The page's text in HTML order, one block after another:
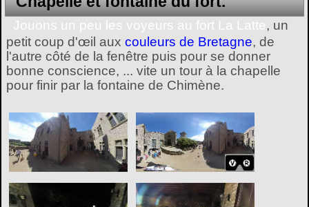
Jouons un peu les voyeurs au fort La Latte, un
petit coup d'œil auxcouleurs de Bretagne, de
l'autre côté de la fenêtre puis pour se donner
bonne conscience, ... vite un tour à la chapelle
pour finir par la fontaine de Chimène.